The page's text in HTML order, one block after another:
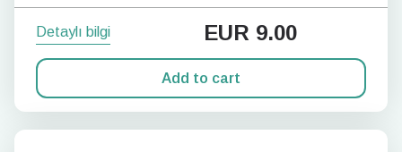
Detaylı bilgi EUR 9.00
Add to cart